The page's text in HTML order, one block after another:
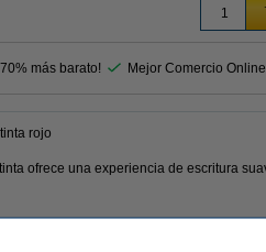
más barato! Mejor Comercio
rojo
ofrece una experiencia de escritura